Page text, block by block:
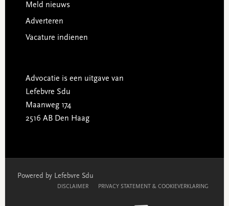
Meld nieuws
Adverteren
Vacature indienen
Advocatie is een uitgave van
Lefebvre Sdu
Maanweg 174
2516 AB Den Haag
Powered by Lefebvre Sdu
DISCLAIMER PRIVACY STATEMENT & COOKIEVERKLARING